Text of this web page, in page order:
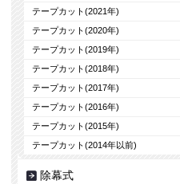
テープカット(2021年)
テープカット(2020年)
テープカット(2019年)
テープカット(2018年)
テープカット(2017年)
テープカット(2016年)
テープカット(2015年)
テープカット(2014年以前)
除幕式